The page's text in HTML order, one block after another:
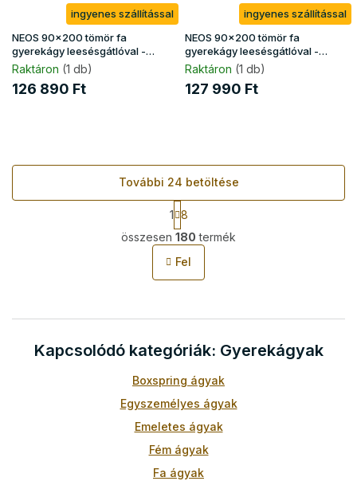
ingyenes szállítással
NEOS 90x200 tömör fa
gyerekágy leesésgátlóval -
fehér
Raktáron (1 db)
126 890 Ft
ingyenes szállítással
NEOS 90x200 tömör fa
gyerekágy leesésgátlóval -
natúr
Raktáron (1 db)
127 990 Ft
L
i
s
r
n
í
t
á
s
e
l
e
További 24 betöltése
L
a
p
o
z
1 8
összesen 180 termék
Fel
Kapcsolódó kategóriák: Gyerekágyak
Boxspring ágyak
Egyszemélyes ágyak
Emeletes ágyak
Fém ágyak
Fa ágyak